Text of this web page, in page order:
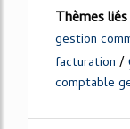
Thèmes
gestion
facturation /
comptable